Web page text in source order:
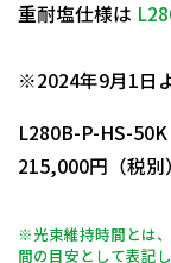
重耐塩仕様は
※2024年9月1日
L280B-P-HS-50K
215,000円（税別）
※光束維持時間とは
間の目安として表記